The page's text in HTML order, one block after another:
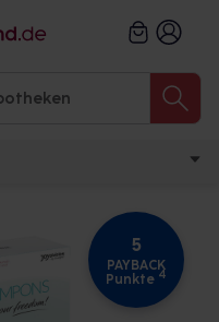
5
PAYBACK
Punkte 4